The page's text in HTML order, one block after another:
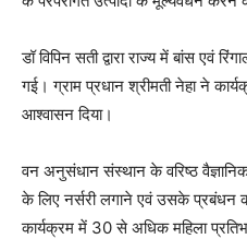
डॉ विपिन सती द्वारा राज्य में बांस एवं
गई। ग्राम प्रधान श्रीमती नेहा ने
आश्वासन दिया।
वन अनुसंधान संस्थान के वरिष्ठ वैज्ञानिक
के लिए नर्सरी लगाने एवं उसके प्रबंधन
कार्यक्रम में 30 से अधिक महिला